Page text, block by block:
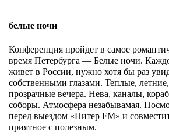
белые ночи
Конференция пройдет в самое
время Петербурга — Белые ночи.
живет в России, нужно хотя бы раз
собственными глазами. Теплые, летние,
прозрачные вечера. Нева, каналы,
соборы. Атмосфера незабывамая.
перед выездом «Питер FM» и
приятное с полезным.